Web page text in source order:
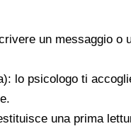
un messaggio
lo psicologo ti
una prima